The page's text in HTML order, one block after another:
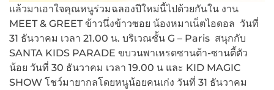
แล้วมาเอาใจคุณหนูร่วมฉลองปีใหม่นี้ไปด้วยกันใน งาน
MEET & GREET ข้าวนึ่งข้าวซอย น้องหมาเน็ตไอดอล วันที่
31 ธันวาคม เวลา 21.00 น. บริเวณชั้น G – Paris สนุกกับ
SANTA KIDS PARADE ขบวนพาเหรดซานต้า-ซานตี้ตัว
น้อย วันที่ 30 ธันวาคม เวลา 19.00 น และ KID MAGIC
SHOW โชว์มายากลโดยหนูน้อยคนเก่ง วันที่ 31 ธันวาคม